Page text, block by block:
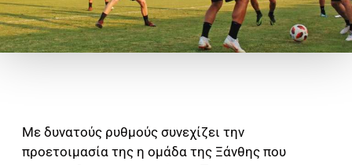
Με δυνατούς ρυθμούς συνεχίζει την
προετοιμασία της η ομάδα της Ξάνθης που